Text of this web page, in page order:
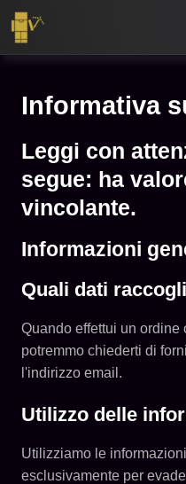
Informativa
Leggi con
segue: ha
vincolante.
Informazioni
Quali dati
Quando effettui un ordine
potremmo chiederti di
l'indirizzo email.
Utilizzo delle
Utilizziamo le
esclusivamente per